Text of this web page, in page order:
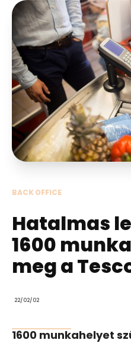
BACK OFFICE
Hatalmas
1600
meg a
22/02/02
1600 munkahelyet